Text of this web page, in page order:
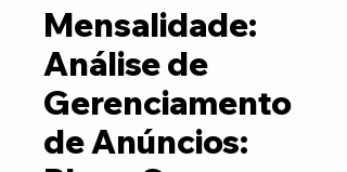
Mensalidade:
Análise de
Gerenciamento
de Anúncios: